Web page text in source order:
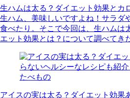
生ハムは太る？ダイエット効果とカ
生ハム、美味しいですよね！サラダ
食べたり。そこで今回は、生ハムは
エット効果とは？について調べてき
たべもの
アイスの実は太る？ダイエット効果